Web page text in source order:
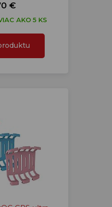
€
AKO 5 KS